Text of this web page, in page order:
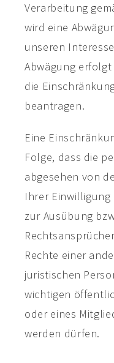
Verarbeitung
wird eine
unseren
Abwägung erfolgt
die
beantragen.
Eine
Folge, dass die
abgesehen von
Ihrer
zur Ausübung
Rechte einer
juristischen
wichtigen
oder eines
werden dürfen.